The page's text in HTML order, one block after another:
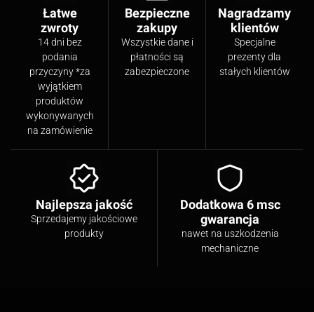
Łatwe
zwroty
14 dni bez
podania
przyczyny *za
wyjątkiem
produktów
wykonywanych
na zamówienie
Bezpieczne
zakupy
Wszystkie dane i
płatności są
zabezpieczone
Nagradzamy
klientów
Specjalne
prezenty dla
stałych klientów
Najlepsza jakość
Sprzedajemy jakościowe
produkty
Dodatkowa 6 msc
gwarancja
nawet na uszkodzenia
mechaniczne